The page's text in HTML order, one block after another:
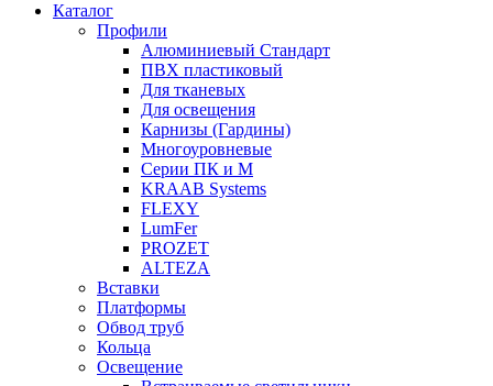
Каталог
Профили
Алюминиевый Стандарт
ПВХ пластиковый
Для тканевых
Для освещения
Карнизы (Гардины)
Многоуровневые
Серии ПК и М
KRAAB Systems
FLEXY
LumFer
PROZET
ALTEZA
Вставки
Платформы
Обвод труб
Кольца
Освещение